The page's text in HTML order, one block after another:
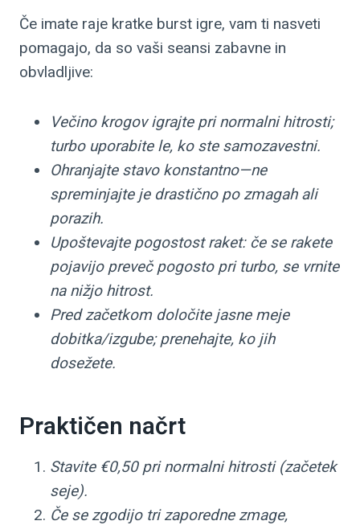
Če imate raje kratke burst igre, vam ti nasveti
pomagajo, da so vaši seansi zabavne in
obvladljive:
Večino krogov igrajte pri normalni hitrosti;
turbo uporabite le, ko ste samozavestni.
Ohranjajte stavo konstantno—ne
spreminjajte je drastično po zmagah ali
porazih.
Upoštevajte pogostost raket: če se rakete
pojavijo preveč pogosto pri turbo, se vrnite
na nižjo hitrost.
Pred začetkom določite jasne meje
dobitka/izgube; prenehajte, ko jih
dosežete.
Praktičen načrt
Stavite €0,50 pri normalni hitrosti (začetek
seje).
Če se zgodijo tri zaporedne zmage,